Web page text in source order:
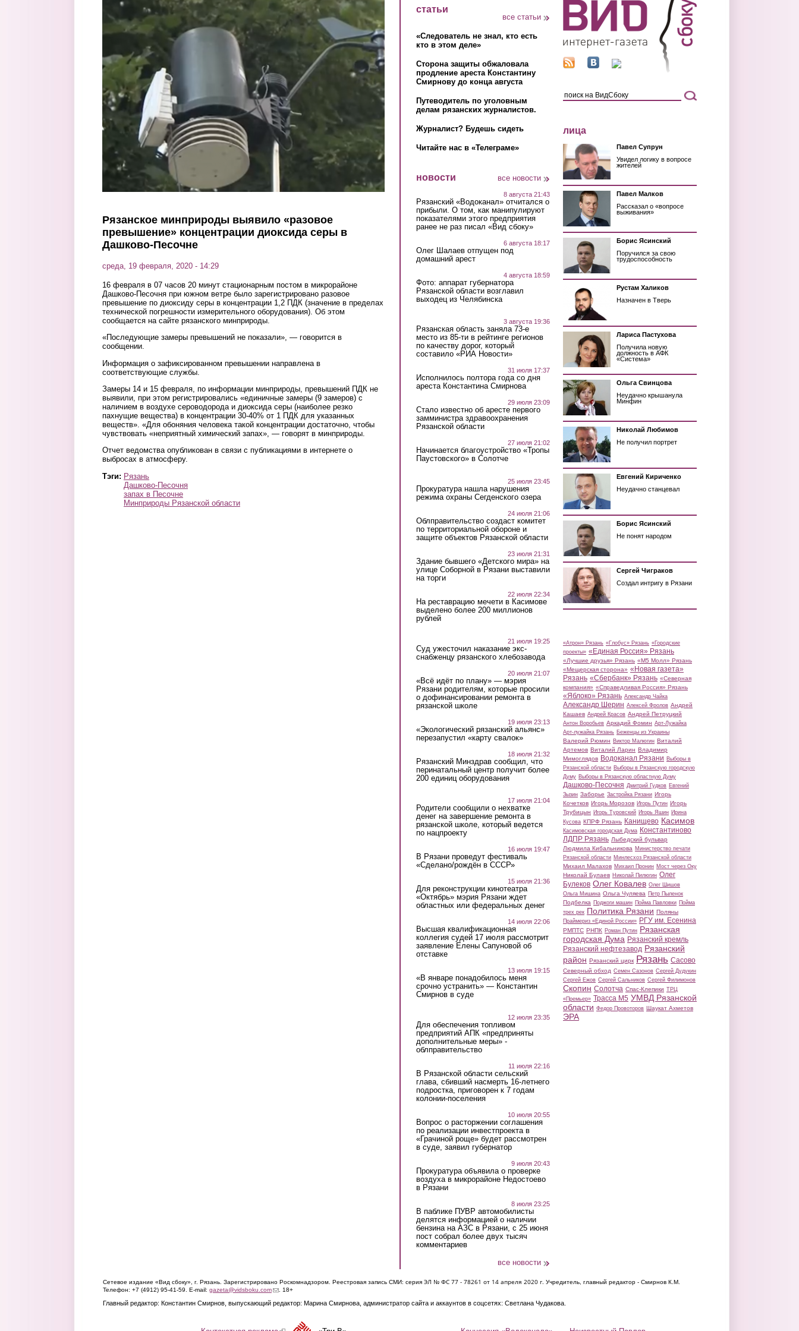
Перейти к основному содержанию
Рязанское минприроды выявило «разовое
превышение» концентрации диоксида серы в
Дашково-Песочне
среда, 19 февраля, 2020 - 14:29
16 февраля в 07 часов 20 минут стационарным постом в микрорайоне
Дашково-Песочня при южном ветре было зарегистрировано разовое
превышение по диоксиду серы в концентрации 1,2 ПДК (значение в пределах
технической погрешности измерительного оборудования). Об этом
сообщается на сайте рязанского минприроды.
«Последующие замеры превышений не показали», — говорится в
сообщении.
Информация о зафиксированном превышении направлена в
соответствующие службы.
Замеры 14 и 15 февраля, по информации минприроды, превышений ПДК не
выявили, при этом регистрировались «единичные замеры (9 замеров) с
наличием в воздухе сероводорода и диоксида серы (наиболее резко
пахнущие вещества) в концентрации 30-40% от 1 ПДК для указанных
веществ». «Для обоняния человека такой концентрации достаточно, чтобы
чувствовать «неприятный химический запах», — говорят в минприроды.
Отчет ведомства опубликован в связи с публикациями в интернете о
выбросах в атмосферу.
Тэги: Рязань
Дашково-Песочня
запах в Песочне
Минприроды Рязанской области
статьи
все статьи
«Следователь не знал, кто есть
кто в этом деле»
Сторона защиты обжаловала
продление ареста Константину
Смирнову до конца августа
Путеводитель по уголовным
делам рязанских журналистов.
Журналист? Будешь сидеть
Читайте нас в «Телеграме»
новости все новости
8 августа 21:43
Рязанский «Водоканал» отчитался о
прибыли. О том, как манипулируют
показателями этого предприятия
ранее не раз писал «Вид сбоку»
6 августа 18:17
Олег Шалаев отпущен под
домашний арест
4 августа 18:59
Фото: аппарат губернатора
Рязанской области возглавил
выходец из Челябинска
3 августа 19:36
Рязанская область заняла 73-е
место из 85-ти в рейтинге регионов
по качеству дорог, который
составило «РИА Новости»
31 июля 17:37
Исполнилось полтора года со дня
ареста Константина Смирнова
29 июля 23:09
Стало известно об аресте первого
замминистра здравоохранения
Рязанской области
27 июля 21:02
Начинается благоустройство «Тропы
Паустовского» в Солотче
25 июля 23:45
Прокуратура нашла нарушения
режима охраны Сегденского озера
24 июля 21:06
Облправительство создаст комитет
по территориальной обороне и
защите объектов Рязанской области
23 июля 21:31
Здание бывшего «Детского мира» на
улице Соборной в Рязани выставили
на торги
22 июля 22:34
На реставрацию мечети в Касимове
выделено более 200 миллионов
рублей
21 июля 19:25
Суд ужесточил наказание экс-
снабженцу рязанского хлебозавода
20 июля 21:07
«Всё идёт по плану» — мэрия
Рязани родителям, которые просили
о дофинансировании ремонта в
рязанской школе
19 июля 23:13
«Экологический рязанский альянс»
перезапустил «карту свалок»
18 июля 21:32
Рязанский Минздрав сообщил, что
перинатальный центр получит более
200 единиц оборудования
17 июля 21:04
Родители сообщили о нехватке
денег на завершение ремонта в
рязанской школе, который ведется
по нацпроекту
16 июля 19:47
В Рязани проведут фестиваль
«Сделано/рождён в СССР»
15 июля 21:36
Для реконструкции кинотеатра
«Октябрь» мэрия Рязани ждет
областных или федеральных денег
14 июля 22:06
Высшая квалификационная
коллегия судей 17 июля рассмотрит
заявление Елены Сапуновой об
отставке
13 июля 19:15
«В январе понадобилось меня
срочно устранить» — Константин
Смирнов в суде
12 июля 23:35
Для обеспечения топливом
предприятий АПК «предприняты
дополнительные меры» -
облправительство
11 июля 22:16
В Рязанской области сельский
глава, сбивший насмерть 16-летнего
подростка, приговорен к 7 годам
колонии-поселения
10 июля 20:55
Вопрос о расторжении соглашения
по реализации инвестпроекта в
«Грачиной роще» будет рассмотрен
в суде, заявил губернатор
9 июля 20:43
Прокуратура объявила о проверке
воздуха в микрорайоне Недостоево
в Рязани
8 июля 23:25
В паблике ПУВР автомобилисты
делятся информацией о наличии
бензина на АЗС в Рязани, с 25 июня
пост собрал более двух тысяч
комментариев
все новости
лица
Павел Супрун
Увидел логику в вопросе
жителей
Павел Малков
Рассказал о «вопросе
выживания»
Борис Ясинский
Поручился за свою
трудоспособность
Рустам Халиков
Назначен в Тверь
Лариса Пастухова
Получила новую
должность в АФК
«Система»
Ольга Свинцова
Неудачно крышанула
Минфин
Николай Любимов
Не получил портрет
Евгений Кириченко
Неудачно станцевал
Борис Ясинский
Не понят народом
Сергей Чиграков
Создал интригу в Рязани
«Атрон» Рязань «Глобус» Рязань «Городские
проекты» «Единая Россия» Рязань
«Лучшие друзья» Рязань «М5 Молл» Рязань
«Мещерская сторона» «Новая газета»
Рязань «Сбербанк» Рязань «Северная
компания» «Справедливая Россия» Рязань
«Яблоко» Рязань Александр Чайка
Александр Шерин Алексей Фролов Андрей
Кашаев Андрей Красов Андрей Петруцкий
Антон Воробьев Аркадий Фомин Арт-Лужайка
Арт-лужайка Рязань Беженцы из Украины
Валерий Рюмин Виктор Малюгин Виталий
Артемов Виталий Ларин Владимир
Мимоглядов Водоканал Рязани Выборы в
Рязанской области Выборы в Рязанскую городскую
Думу Выборы в Рязанскую областную Думу
Дашково-Песочня Дмитрий Гудков Евгений
Зызин Заборье Застройка Рязани Игорь
Кочетков Игорь Морозов Игорь Путин Игорь
Трубицын Игорь Туровский Игорь Яшин Ирина
Кусова КПРФ Рязань Канищево Касимов
Касимовская городская Дума Константиново
ЛДПР Рязань Лыбедский бульвар
Людмила Кибальникова Министерство печати
Рязанской области Минлесхоз Рязанской области
Михаил Малахов Михаил Пронин Мост через Оку
Николай Булаев Николай Пилюгин Олег
Булеков Олег Ковалев Олег Шишов
Ольга Мишина Ольга Чуляева Петр Пыленок
Подбелка Поджоги машин Пойма Павловки Пойма
трех рек Политика Рязани Поляны
Праймериз «Единой России» РГУ им. Есенина
РМПТС РНПК Роман Путин Рязанская
городская Дума Рязанский кремль
Рязанский нефтезавод Рязанский
район Рязанский цирк Рязань Сасово
Северный обход Семен Сазонов Сергей Дудукин
Сергей Ежов Сергей Сальников Сергей Филимонов
Скопин Солотча Спас-Клепики ТРЦ
«Премьер» Трасса М5 УМВД Рязанской
области Федор Провоторов Шаукат Ахметов
ЭРА
Сетевое издание «Вид сбоку», г. Рязань. Зарегистрировано Роскомнадзором. Реестровая запись СМИ: серия ЭЛ № ФС 77 - 78261 от 14 апреля 2020 г. Учредитель, главный редактор - Смирнов К.М.
Телефон: +7 (4912) 95-41-59. E-mail: gazeta@vidsboku.com(link sends e-mail)
. 18+
Главный редактор: Константин Смирнов, выпускающий редактор: Марина Смирнова, администратор сайта и аккаунтов в соцсетях: Светлана Чудакова.